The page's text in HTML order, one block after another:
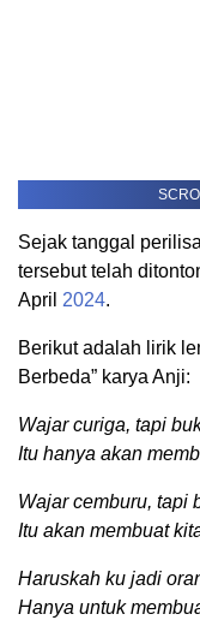
Sejak tanggal
tersebut telah
April 2024.
Berikut adalah lirik
Berbeda” karya Anji:
Wajar curiga, tapi
Itu hanya akan
Wajar cemburu, tapi
Itu akan membuat
Haruskah ku jadi
Hanya untuk